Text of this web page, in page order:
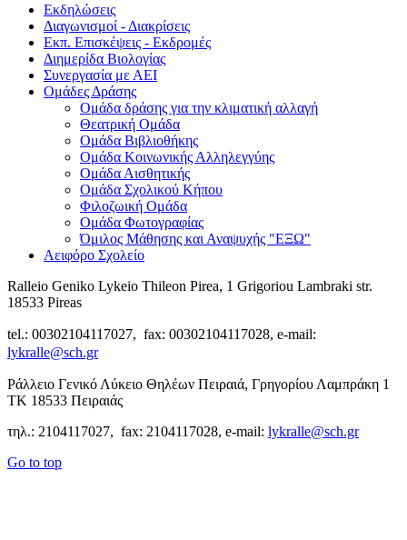
Εκδηλώσεις
Διαγωνισμοί - Διακρίσεις
Εκπ. Επισκέψεις - Εκδρομές
Διημερίδα Βιολογίας
Συνεργασία με ΑΕΙ
Ομάδες Δράσης
Ομάδα δράσης για την κλιματική αλλαγή
Θεατρική Ομάδα
Ομάδα Βιβλιοθήκης
Ομάδα Κοινωνικής Αλληλεγγύης
Ομάδα Αισθητικής
Ομάδα Σχολικού Κήπου
Φιλοζωική Ομάδα
Ομάδα Φωτογραφίας
Όμιλος Μάθησης και Αναψυχής "ΕΞΩ"
Αειφόρο Σχολείο
Ralleio Geniko Lykeio Thileon Pirea, 1 Grigoriou Lambraki str.
18533 Pireas
tel.: 00302104117027, fax: 00302104117028, e-mail:
lykralle@sch.gr
Ράλλειο Γενικό Λύκειο Θηλέων Πειραιά, Γρηγορίου Λαμπράκη 1
ΤΚ 18533 Πειραιάς
τηλ.: 2104117027, fax: 2104117028, e-mail: lykralle@sch.gr
Go to top